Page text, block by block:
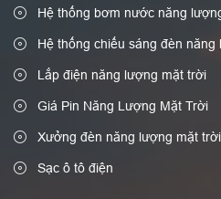
Hệ thống bơm nước năng
Hệ thống chiếu sáng đèn
Lắp điện năng lượng mặt trời
Giá Pin Năng Lượng Mặt Trời
Xưởng đèn năng lượng mặt trời
Sạc ô tô điện